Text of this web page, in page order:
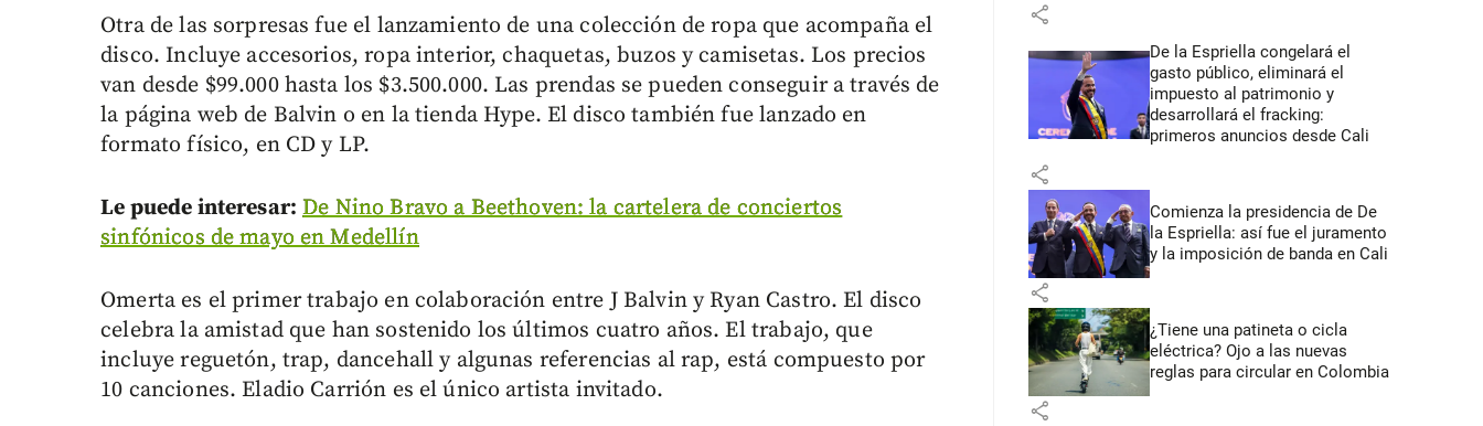
Otra de las sorpresas fue el lanzamiento de una colección de ropa que acompaña el
disco. Incluye accesorios, ropa interior, chaquetas, buzos y camisetas. Los precios
van desde $99.000 hasta los $3.500.000. Las prendas se pueden conseguir a través de
la página web de Balvin o en la tienda Hype. El disco también fue lanzado en
formato físico, en CD y LP.
Le puede interesar: De Nino Bravo a Beethoven: la cartelera de conciertos
sinfónicos de mayo en Medellín
Omerta es el primer trabajo en colaboración entre J Balvin y Ryan Castro. El disco
celebra la amistad que han sostenido los últimos cuatro años. El trabajo, que
incluye reguetón, trap, dancehall y algunas referencias al rap, está compuesto por
10 canciones. Eladio Carrión es el único artista invitado.
share
De la Espriella congelará el
gasto público, eliminará el
impuesto al patrimonio y
desarrollará el fracking:
primeros anuncios desde Cali
share
Comienza la presidencia de De
la Espriella: así fue el juramento
y la imposición de banda en Cali
share
¿Tiene una patineta o cicla
eléctrica? Ojo a las nuevas
reglas para circular en Colombia
share